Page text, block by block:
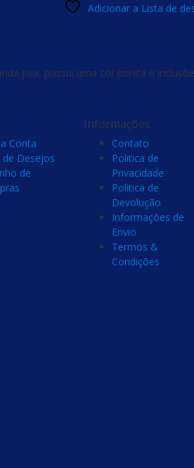
Adicionar a Lista de
joia, possui uma cor bonita e
Conta
de Desejos
de
Informações
Contato
Politica de
Privacidade
Politica de
Devolução
Informações de
Envio
Termos &
Condições